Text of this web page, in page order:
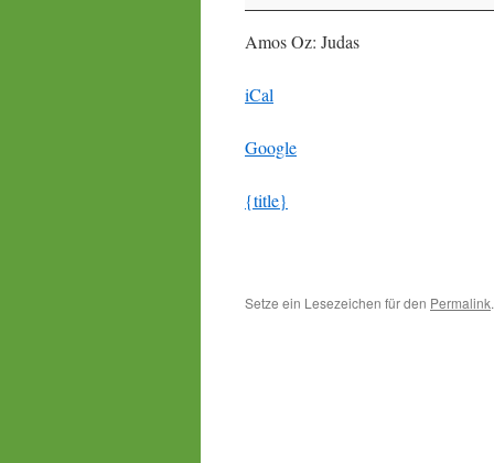
Amos Oz: Judas
iCal
Google
{title}
Setze ein Lesezeichen für den Permalink.